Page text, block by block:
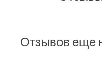
Отзывов еще